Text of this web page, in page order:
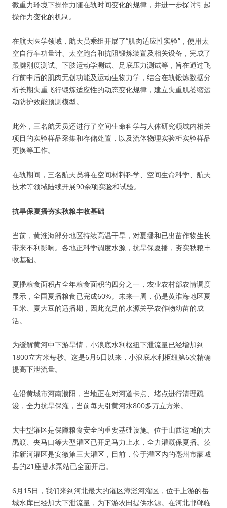
微重力环境下操作力随在轨时间变化的规律，并进一步探讨引起
操作力变化的机制。
在航天医学领域，航天员乘组开展了“肌肉适应性实验”，使用太
空自行车功量计、太空跑台和抗阻锻炼装置及相关设备，完成了
跟腱刚度测试、下肢运动学测试、足底压力测试等，旨在通过飞
行前中后的肌肉无创功能及运动生物力学，结合在轨锻炼数据分
析长期失重飞行锻炼适应性的动态变化规律，建立失重肌萎缩运
动防护效能预测模型。
此外，三名航天员还进行了空间生命科学与人体研究领域内相关
项目的实验样品采集和存储处置，以及流体物理实验柜实验样品
更换等工作。
在轨期间，三名航天员将在空间材料科学、空间生命科学、航天
技术等领域陆续开展90余项实验和试验。
抗旱保夏播夯实秋粮丰收基础
当前，黄淮海部分地区持续高温干旱，对夏播和已出苗作物生长
带来不利影响。各地正科学调度水源，抗旱保夏播，夯实秋粮丰
收基础。
夏播粮食面积占全年粮食面积的四分之一，农业农村部农情调度
显示，全国夏播粮食已完成60%。未来一周，仍是黄淮海地区夏
玉米、夏大豆的适播期，因此充足的水源关乎农作物幼苗的成
活。
为缓解黄河中下游旱情，小浪底水利枢纽下泄流量已经增加到
1800立方米每秒。这是6月6日以来，小浪底水利枢纽第6次精确
提高下泄流量。
在沿黄城市河南濮阳，当地正在对河道卡点、堵点进行清理疏
浚，全力抗旱保灌，当前每天引黄河水800多万立方米。
大中型灌区是保障粮食安全的重要基础设施。位于山西运城的大
禹渡、夹马口等大型灌区已开足马力上水，全力灌溉保夏播。茨
淮新河灌区是安徽第三大灌区，目前，位于灌区内的亳州市蒙城
县的21座提水泵站已全面开启。
6月15日，我们来到河北最大的灌区漳滏河灌区，位于上游的岳
城水库已经加大下泄流量，为下游农田提供水源。在河北邯郸临